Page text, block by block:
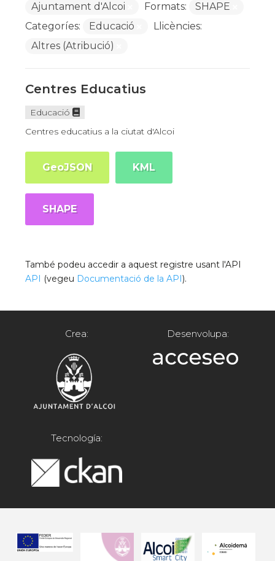
Ajuntament d'Alcoi Formats:
SHAPE
Categoríes:
Educació
Llicències:
Altres (Atribució)
Centres Educatius
Educació
Centres educatius a la ciutat d'Alcoi
GeoJSON KML
SHAPE
També podeu accedir a aquest registre usant l'API
API (vegeu Documentació de la API).
Crea: Desenvolupa:
Tecnología: